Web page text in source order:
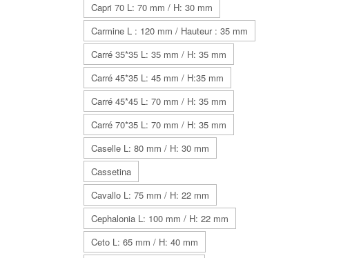
Capri 70 L: 70 mm / H: 30 mm
Carmine L : 120 mm / Hauteur : 35 mm
Carré 35*35 L: 35 mm / H: 35 mm
Carré 45*35 L: 45 mm / H:35 mm
Carré 45*45 L: 70 mm / H: 35 mm
Carré 70*35 L: 70 mm / H: 35 mm
Caselle L: 80 mm / H: 30 mm
Cassetina
Cavallo L: 75 mm / H: 22 mm
Cephalonia L: 100 mm / H: 22 mm
Ceto L: 65 mm / H: 40 mm